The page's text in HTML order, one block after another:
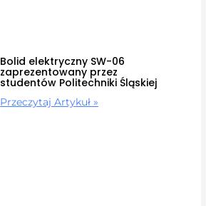
Bolid elektryczny SW-06
zaprezentowany przez
studentów Politechniki Śląskiej
Przeczytaj Artykuł »